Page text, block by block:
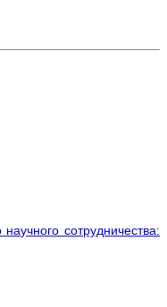
сотрудничества: